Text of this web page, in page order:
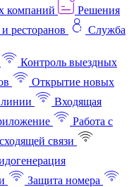
компаний
Решения
ресторанов
Служба
Контроль выездных
Открытие новых
Входящая
Работа с
связи
Защита номера